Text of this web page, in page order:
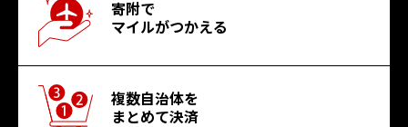
寄附で
マイルがつかえる
複数自治体を
まとめて決済